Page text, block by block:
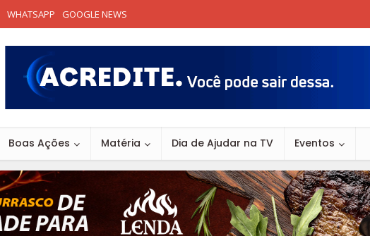
WHATSAPP GOOGLE NEWS
Boas Ações Matéria Dia de Ajudar na TV Eventos